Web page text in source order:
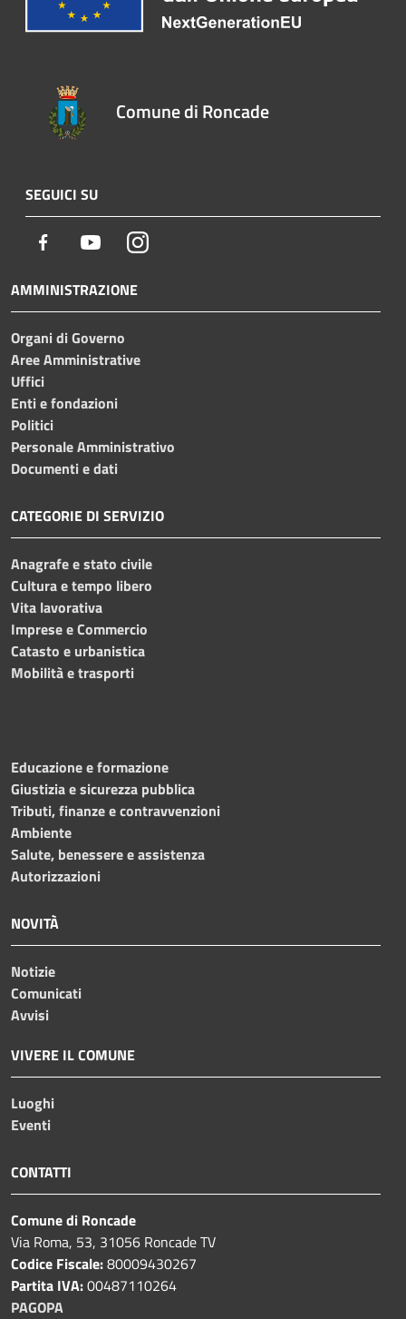
Comune di Roncade
SEGUICI SU
Facebook YoutubeInstagram
AMMINISTRAZIONE
Organi di Governo
Aree Amministrative
Uffici
Enti e fondazioni
Politici
Personale Amministrativo
Documenti e dati
CATEGORIE DI SERVIZIO
Anagrafe e stato civile
Cultura e tempo libero
Vita lavorativa
Imprese e Commercio
Catasto e urbanistica
Mobilità e trasporti
Educazione e formazione
Giustizia e sicurezza pubblica
Tributi, finanze e contravvenzioni
Ambiente
Salute, benessere e assistenza
Autorizzazioni
NOVITÀ
Notizie
Comunicati
Avvisi
VIVERE IL COMUNE
Luoghi
Eventi
CONTATTI
Comune di Roncade
Via Roma, 53, 31056 Roncade TV
Codice Fiscale:80009430267
Partita IVA:00487110264
PAGOPA